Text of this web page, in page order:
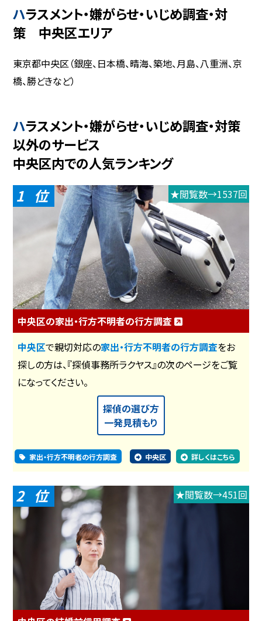
ハラスメント・嫌がらせ・いじめ調査・対
策 中央区エリア
東京都中央区（銀座、日本橋、晴海、築地、月島、八重洲、京
橋、勝どきなど）
ハラスメント・嫌がらせ・いじめ調査・対策
以外のサービス
中央区内での人気ランキング
1 ★閲覧数→1537回
中央区の家出・行方不明者の行方調査
中央区で親切対応の家出・行方不明者の行方調査をお
探しの方は、『探偵事務所ラクヤス』の次のページをご覧
になってください。
探偵の選び方
一発見積もり
家出・行方不明者の行方調査 中央区 詳しくはこちら
2 ★閲覧数→451回